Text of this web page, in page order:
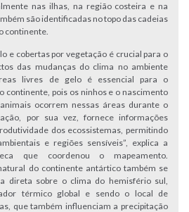
nas ilhas, na região costeira e na
são identificadas no topo das cadeias
continente.
e cobertas por vegetação é crucial para o
das mudanças do clima no ambiente
livres de gelo é essencial para o
continente, pois os ninhos e o nascimento
ocorrem nessas áreas durante o
por sua vez, fornece informações
dos ecossistemas, permitindo
e regiões sensíveis”, explica a
que coordenou o mapeamento.
do continente antártico também se
direta sobre o clima do hemisfério sul,
térmico global e sendo o local de
que também influenciam a precipitação